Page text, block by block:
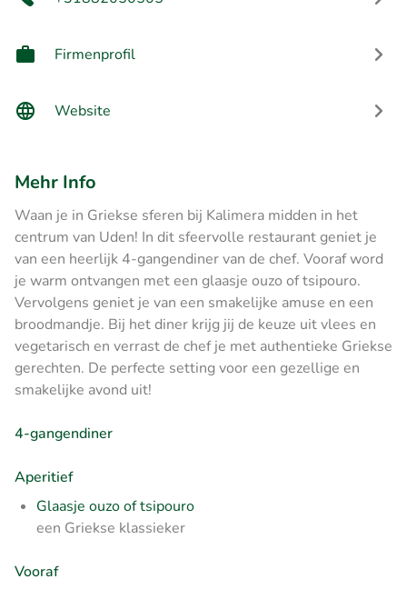
Firmenprofil
Website
Mehr Info
Waan je in Griekse sferen bij Kalimera midden in het
centrum van Uden! In dit sfeervolle restaurant geniet je
van een heerlijk 4-gangendiner van de chef. Vooraf word
je warm ontvangen met een glaasje ouzo of tsipouro.
Vervolgens geniet je van een smakelijke amuse en een
broodmandje. Bij het diner krijg jij de keuze uit vlees en
vegetarisch en verrast de chef je met authentieke Griekse
gerechten. De perfecte setting voor een gezellige en
smakelijke avond uit!
4-gangendiner
Aperitief
Glaasje ouzo of tsipouro
een Griekse klassieker
Vooraf